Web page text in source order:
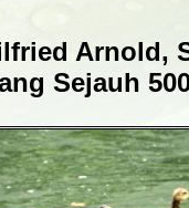
Arnold,
Sejauh